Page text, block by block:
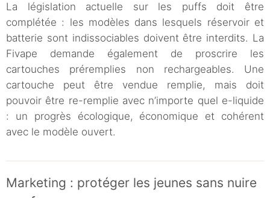
La législation actuelle sur les puffs doit être
complétée : les modèles dans lesquels réservoir et
batterie sont indissociables doivent être interdits. La
Fivape demande également de proscrire les
cartouches préremplies non rechargeables. Une
cartouche peut être vendue remplie, mais doit
pouvoir être re-remplie avec n’importe quel e-liquide
: un progrès écologique, économique et cohérent
avec le modèle ouvert.
Marketing : protéger les jeunes sans nuire